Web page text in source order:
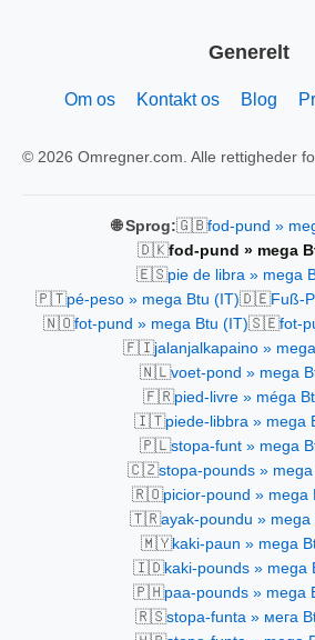
Generelt
Om os Kontakt os Blog
© 2026 Omregner.com. Alle rettigheder
🌐 Sprog:🇬🇧fod-pund »
🇩🇰fod-pund » mega
🇪🇸pie de libra » mega
🇵🇹pé-peso » mega Btu (IT)🇩🇪Fuß-
🇳🇴fot-pund » mega Btu (IT)🇸🇪fot-
🇫🇮jalanjalkapaino »
🇳🇱voet-pond » mega
🇫🇷pied-livre » méga
🇮🇹piede-libbra » mega
🇵🇱stopa-funt » mega
🇨🇿stopa-pounds »
🇷🇴picior-pound » mega
🇹🇷ayak-poundu » mega
🇲🇾kaki-paun » mega
🇮🇩kaki-pounds » mega
🇵🇭paa-pounds » mega
🇷🇸stopa-funta » мега